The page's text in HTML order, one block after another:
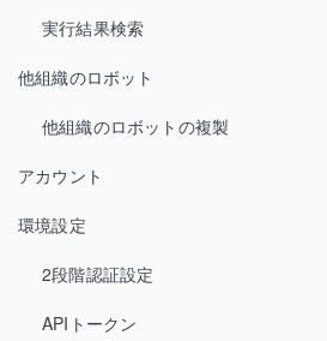
実行結果検索
他組織のロボット
他組織のロボットの複製
アカウント
環境設定
2段階認証設定
APIトークン